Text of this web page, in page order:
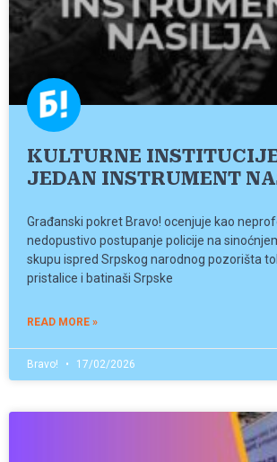
KULTURNE
JEDAN INSTRUMENT
Građanski pokret Bravo! ocenjuje kao
nedopustivo postupanje policije na
skupu ispred Srpskog narodnog pozorišta
pristalice i batinaši Srpske
READ MORE »
Bravo! 17/02/2026